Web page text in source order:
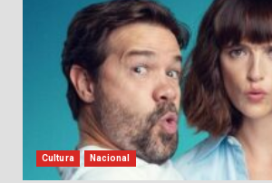
Cultura Nacional